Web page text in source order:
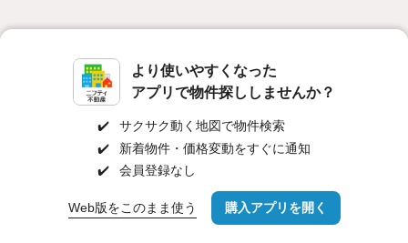
より使いやすくなった
アプリで物件探ししませんか？
✔️
サクサク動く地図で物件検索
✔️
新着物件・価格変動をすぐに通知
✔️
会員登録なし
Web版をこのまま使う 購入アプリを開く
路線・駅を変更 詳細条件を変更
個人情報保護ポリシー 利用規約
ヘルプ・お問い合わせ